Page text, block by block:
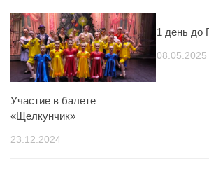
Участие в балете
«Щелкунчик»
23.12.2024
1 день до
08.05.2025